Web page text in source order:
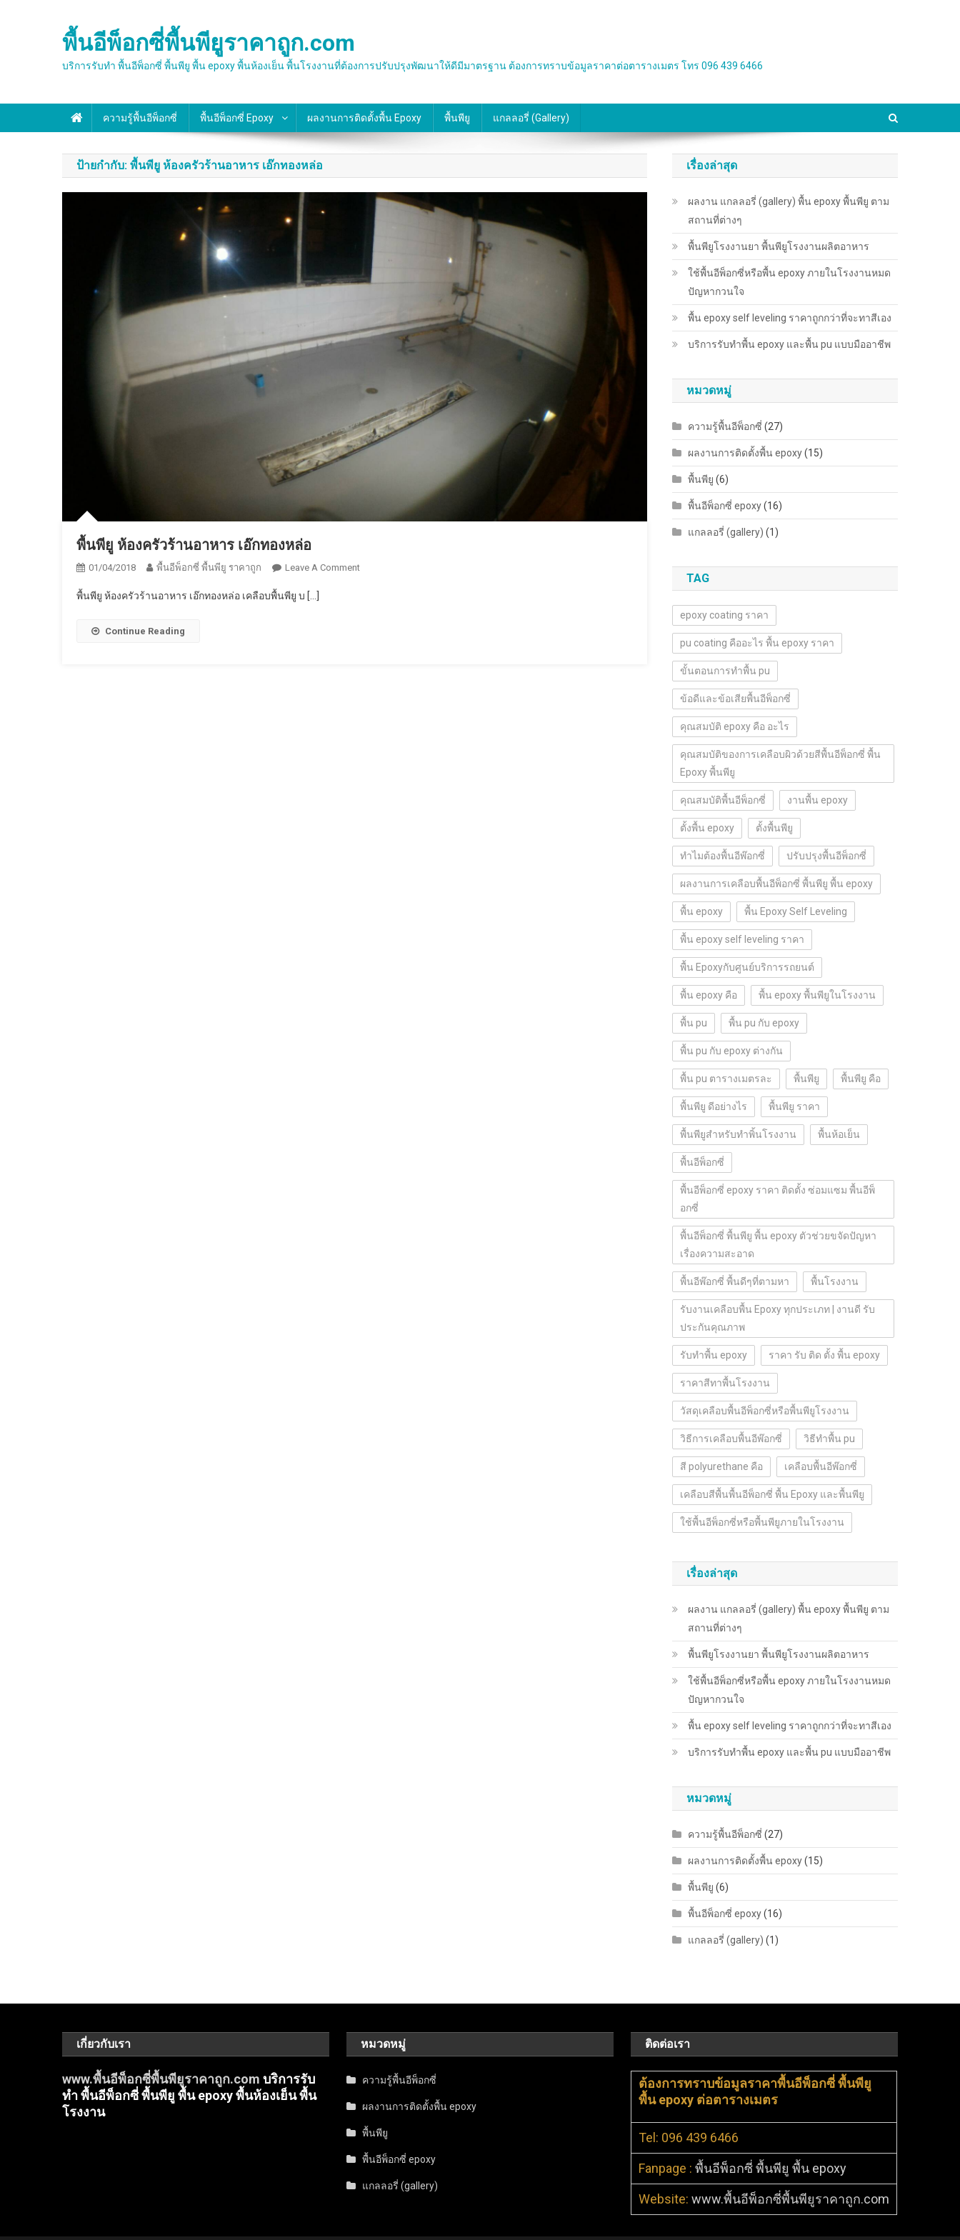
พื้นอีพ็อกซี่พื้นพียูราคาถูก.com
บริการรับทำ พื้นอีพ็อกซี่ พื้นพียู พื้น epoxy พื้นห้องเย็น พื้นโรงงานที่ต้องการปรับปรุงพัฒนาให้ดีมีมาตรฐาน ต้องการทราบข้อมูลราคาต่อตารางเมตร โทร 096 439 6466
ความรู้พื้นอีพ็อกซี่ พื้นอีพ็อกซี่ Epoxy ผลงานการติดตั้งพื้น Epoxy พื้นพียู แกลลอรี่ (gallery)
ป้ายกำกับ: พื้นพียู ห้องครัวร้านอาหาร เอ๊กทองหล่อ
พื้นพียู ห้องครัวร้านอาหาร เอ๊กทองหล่อ
01/04/2018 พื้นอีพ็อกซี่ พื้นพียู ราคาถูก Leave A CommentOn
พื้นพียู ห้องครัวร้านอาหาร เอ๊กทองหล่อ เคลือบพื้นพียู บ […]
Continue Reading
เรื่องล่าสุด
ผลงาน แกลลอรี่ (gallery) พื้น epoxy พื้นพียู ตาม
สถานที่ต่างๆ
พื้นพียู​โรงงานยา พื้นพียู​โรงงานผลิตอาหาร
ใช้พื้นอีพ็อกซี่หรือพื้น epoxy ภายในโรงงานหมด
ปัญหากวนใจ
พื้น epoxy self leveling ราคาถูกกว่าที่จะทาสีเอง
บริการรับทำพื้น epoxy และพื้น pu แบบมืออาชีพ
หมวดหมู่
ความรู้พื้นอีพ็อกซี่ (27)
ผลงานการติดตั้งพื้น epoxy(15)
พื้นพียู (6)
พื้นอีพ็อกซี่ epoxy(16)
แกลลอรี่ (gallery) (1)
TAG
epoxy coating ราคา
pu coating คืออะไร พื้น epoxy ราคา
ขั้นตอนการทำพื้น pu
ข้อดีและข้อเสียพื้นอีพ็อกซี่
คุณสมบัติ epoxy คือ อะไร
คุณสมบัติของการเคลือบผิวด้วยสีพื้นอีพ็อกซี่ พื้น
Epoxy พื้นพียู
คุณสมบัติพื้นอีพ็อกซี่ งานพื้น epoxy
ตั้งพื้น epoxy ตั้งพื้นพียู
ทำไมต้องพื้นอีพ๊อกซี่ ปรับปรุงพื้นอีพ็อกซี่
ผลงานการเคลือบพื้นอีพ็อกซี่ พื้นพียู พื้น epoxy
พื้น epoxy พื้น Epoxy Self Leveling
พื้น epoxy self leveling ราคา
พื้น Epoxyกับศูนย์บริการรถยนต์
พื้น epoxy คือ พื้น epoxy พื้นพียูในโรงงาน
พื้น pu พื้น pu กับ epoxy
พื้น pu กับ epoxy ต่างกัน
พื้น pu ตารางเมตรละ พื้นพียู พื้นพียู คือ
พื้นพียู ดีอย่างไร พื้นพียู ราคา
พื้นพียูสำหรับทำพิ้นโรงงาน พื้นห้อเย็น
พื้นอีพ็อกซี่
พื้นอีพ็อกซี่ epoxy ราคา ติดตั้ง ซ่อมแซม พื้นอีพ็
อกซี่
พื้นอีพ็อกซี่ พื้นพียู พื้น epoxy ตัวช่วยขจัดปัญหา
เรื่องความสะอาด
พื้นอีพ๊อกซี่ พื้นดีๆที่ตามหา พื้นโรงงาน
รับงานเคลือบพื้น Epoxy ทุกประเภท | งานดี รับ
ประกันคุณภาพ
รับทำพื้น epoxy ราคา รับ ติด ตั้ง พื้น epoxy
ราคาสีทาพื้นโรงงาน
วัสดุเคลือบพื้นอีพ็อกซี่หรือพื้นพียูโรงงาน
วิธีการเคลือบพื้นอีพ๊อกซี่ วิธีทำพื้น pu
สี polyurethane คือ เคลือบพื้นอีพ๊อกซี่
เคลือบสีพื้นพื้นอีพ็อกซี่ พื้น Epoxy และพื้นพียู
ใช้พื้นอีพ็อกซี่หรือพื้นพียูภายในโรงงาน
เรื่องล่าสุด
ผลงาน แกลลอรี่ (gallery) พื้น epoxy พื้นพียู ตาม
สถานที่ต่างๆ
พื้นพียู​โรงงานยา พื้นพียู​โรงงานผลิตอาหาร
ใช้พื้นอีพ็อกซี่หรือพื้น epoxy ภายในโรงงานหมด
ปัญหากวนใจ
พื้น epoxy self leveling ราคาถูกกว่าที่จะทาสีเอง
บริการรับทำพื้น epoxy และพื้น pu แบบมืออาชีพ
หมวดหมู่
ความรู้พื้นอีพ็อกซี่ (27)
ผลงานการติดตั้งพื้น epoxy(15)
พื้นพียู (6)
พื้นอีพ็อกซี่ epoxy(16)
แกลลอรี่ (gallery) (1)
เกี่ยวกับเรา
www.พื้นอีพ็อกซี่พื้นพียูราคาถูก.com บริการรับ
ทำ พื้นอีพ็อกซี่ พื้นพียู พื้น epoxy พื้นห้องเย็น พื้น
โรงงาน
หมวดหมู่
ความรู้พื้นอีพ็อกซี่
ผลงานการติดตั้งพื้น epoxy
พื้นพียู
พื้นอีพ็อกซี่ epoxy
แกลลอรี่ (gallery)
ติดต่อเรา
ต้องการทราบข้อมูลราคาพื้นอีพ็อกซี่ พื้นพียู
พื้น epoxy ต่อตารางเมตร
Tel: 096 439 6466
Fanpage : พื้นอีพ็อกซี่ พื้นพียู พื้น epoxy
Website: www.พื้นอีพ็อกซี่พื้นพียูราคาถูก.com